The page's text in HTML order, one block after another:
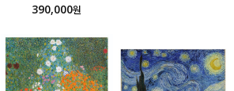
390,000원